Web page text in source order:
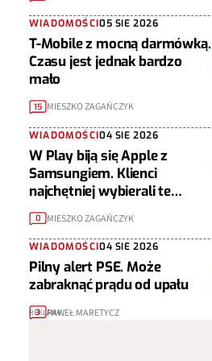
WIADOMOŚCI05 SIE 2026
T-Mobile z mocną darmówką.
Czasu jest jednak bardzo
mało
15 MIESZKO ZAGAŃCZYK
WIADOMOŚCI04 SIE 2026
W Play biją się Apple z
Samsungiem. Klienci
najchętniej wybierali te
telefony
0 MIESZKO ZAGAŃCZYK
WIADOMOŚCI04 SIE 2026
Pilny alert PSE. Może
zabraknąć prądu od upału
3 PAWEŁ MARETYCZ